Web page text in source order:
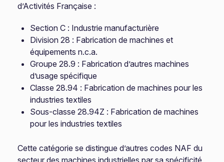
d’Activités Française :
Section C : Industrie manufacturière
Division 28 : Fabrication de machines et
équipements n.c.a.
Groupe 28.9 : Fabrication d’autres machines
d’usage spécifique
Classe 28.94 : Fabrication de machines pour les
industries textiles
Sous-classe 28.94Z : Fabrication de machines
pour les industries textiles
Cette catégorie se distingue d’autres codes NAF du
secteur des machines industrielles par sa spécificité